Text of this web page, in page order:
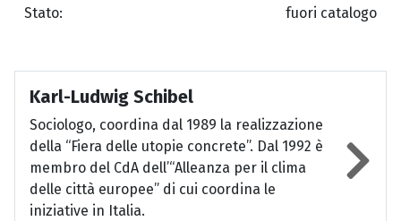
Stato: fuori catalogo
Karl-Ludwig Schibel
Sociologo, coordina dal 1989 la realizzazione
della “Fiera delle utopie concrete”. Dal 1992 è
membro del CdA dell’“Alleanza per il clima
delle città europee” di cui coordina le
iniziative in Italia.